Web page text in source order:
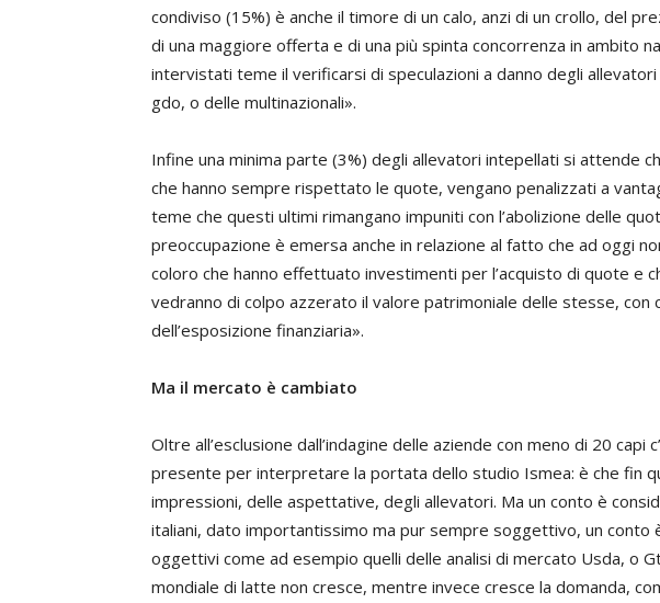
condiviso (15%) è anche il timore di un calo, anzi di un crollo, del
di una maggiore offerta e di una più spinta concorrenza in ambito
intervistati teme il verificarsi di speculazioni a danno degli
gdo, o delle multinazionali».
Infine una minima parte (3%) degli allevatori intepellati si attende
che hanno sempre rispettato le quote, vengano penalizzati a
teme che questi ultimi rimangano impuniti con l’abolizione delle
preoccupazione è emersa anche in relazione al fatto che ad oggi
coloro che hanno effettuato investimenti per l’acquisto di quote e
vedranno di colpo azzerato il valore patrimoniale delle stesse, con
dell’esposizione finanziaria».
Ma il mercato è cambiato
Oltre all’esclusione dall’indagine delle aziende con meno di 20
presente per interpretare la portata dello studio Ismea: è che fin
impressioni, delle aspettative, degli allevatori. Ma un conto è
italiani, dato importantissimo ma pur sempre soggettivo, un conto
oggettivi come ad esempio quelli delle analisi di mercato Usda, o
mondiale di latte non cresce, mentre invece cresce la domanda,